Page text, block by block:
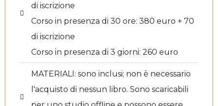
di iscrizione
Corso in presenza di 30 ore: 380 euro + 70
di iscrizione
Corso in presenza di 3 giorni: 260 euro
MATERIALI: sono inclusi; non è necessario
l'acquisto di nessun libro. Sono scaricabili